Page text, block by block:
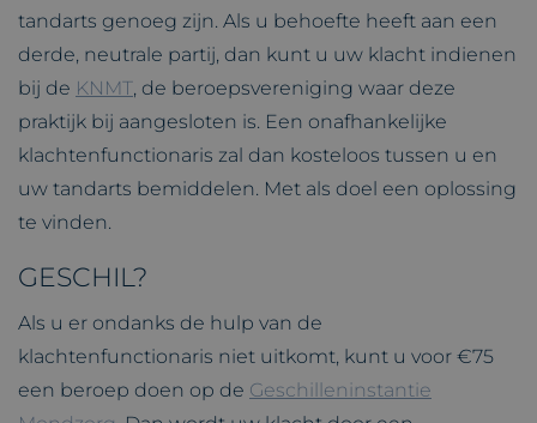
tandarts genoeg zijn. Als u behoefte heeft aan een
derde, neutrale partij, dan kunt u uw klacht indienen
bij de KNMT, de beroepsvereniging waar deze
praktijk bij aangesloten is. Een onafhankelijke
klachtenfunctionaris zal dan kosteloos tussen u en
uw tandarts bemiddelen. Met als doel een oplossing
te vinden.
GESCHIL?
Als u er ondanks de hulp van de
klachtenfunctionaris niet uitkomt, kunt u voor €75
een beroep doen op de Geschilleninstantie